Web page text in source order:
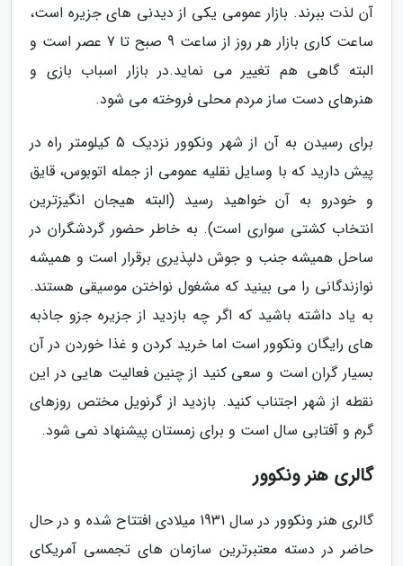
آن لذت ببرند. بازار عمومی یکی از دیدنی های جزیره است،
ساعت کاری بازار هر روز از ساعت 9 صبح تا 7 عصر است و
البته گاهی هم تغییر می نماید.در بازار اسباب بازی و
هنرهای دست ساز مردم محلی فروخته می شود.
برای رسیدن به آن از شهر ونکوور نزدیک 5 کیلومتر راه در
پیش دارید که با وسایل نقلیه عمومی از جمله اتوبوس، قایق
و خودرو به آن خواهید رسید (البته هیجان انگیزترین
انتخاب کشتی سواری است). به خاطر حضور گردشگران در
ساحل همیشه جنب و جوش دلپذیری برقرار است و همیشه
نوازندگانی را می بینید که مشغول نواختن موسیقی هستند.
به یاد داشته باشید که اگر چه بازدید از جزیره جزو جاذبه
های رایگان ونکوور است اما خرید کردن و غذا خوردن در آن
بسیار گران است و سعی کنید از چنین فعالیت هایی در این
نقطه از شهر اجتناب کنید. بازدید از گرنویل مختص روزهای
گرم و آفتابی سال است و برای زمستان پیشنهاد نمی شود.
گالری هنر ونکوور
گالری هنر ونکوور در سال 1931 میلادی افتتاح شده و در حال
حاضر در دسته معتبرترین سازمان های تجمسی آمریکای